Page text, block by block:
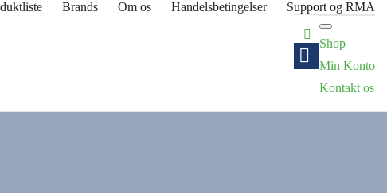
Brands Om os Handelsbetingelser Support og RMA
Shop
Min Konto
Kontakt os